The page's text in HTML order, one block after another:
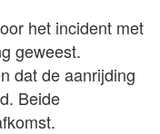
het incident met
geweest.
dat de aanrijding
Beide